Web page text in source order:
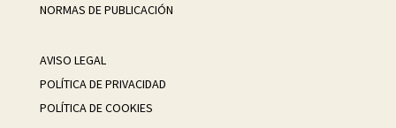
NORMAS DE PUBLICACIÓN
AVISO LEGAL
POLÍTICA DE PRIVACIDAD
POLÍTICA DE COOKIES